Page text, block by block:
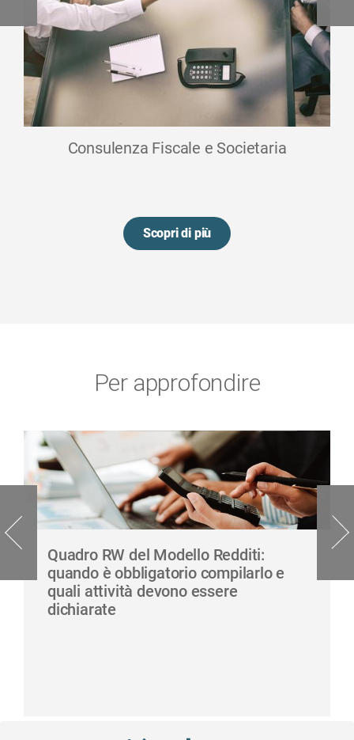
Consulenza Fiscale e Societaria
Scopri di più
Per approfondire
Quadro RW del Modello Redditi:
quando è obbligatorio compilarlo e
quali attività devono essere
dichiarate